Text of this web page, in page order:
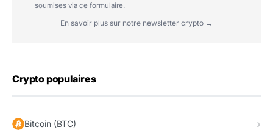
soumises via ce formulaire.
En savoir plus sur notre newsletter crypto →
Crypto populaires
Bitcoin (BTC)